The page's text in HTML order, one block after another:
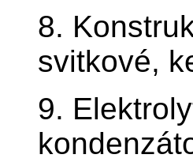
8.
svitkové,
9.